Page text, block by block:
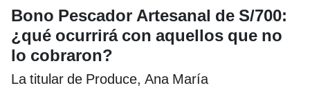
Bono Pescador Artesanal de S/700:
¿qué ocurrirá con aquellos que no
lo cobraron?
La titular de Produce, Ana María